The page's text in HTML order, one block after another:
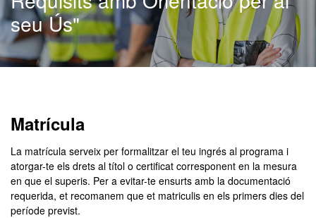
seu Ús"
Matrícula
La matrícula serveix per formalitzar el teu ingrés al programa i
atorgar-te els drets al títol o certificat corresponent en la mesura
en que el superis. Per a evitar-te ensurts amb la documentació
requerida, et recomanem que et matriculis en els primers dies del
període previst.